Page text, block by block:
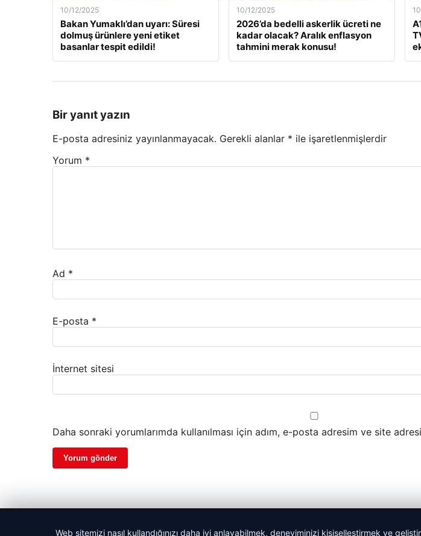
10/12/2025
Bakan Yumaklı’dan uyarı: Süresi
dolmuş ürünlere yeni etiket
basanlar tespit edildi!
10/12/2025
2026’da bedelli askerlik ücreti ne
kadar olacak? Aralık enflasyon
tahmini merak konusu!
Bir yanıt yazın
E-posta adresiniz yayınlanmayacak. Gerekli alanlar * ile işaretlenmişlerdir
Yorum *
Ad *
E-posta *
İnternet sitesi
Daha sonraki yorumlarımda kullanılması için adım, e-posta adresim ve site
Web sitemizi nasıl kullandığınızı daha iyi anlayabilmek, deneyiminizi kişiselleştirmek ve